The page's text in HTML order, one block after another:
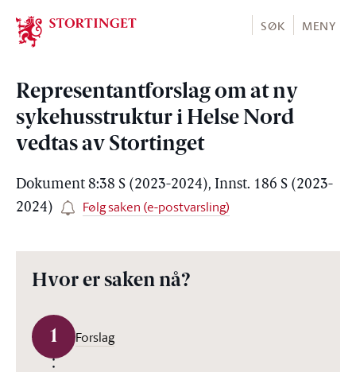
Stortinget.no
SØK MENY
Representantforslag om at ny
sykehusstruktur i Helse Nord
vedtas av Stortinget
Dokument 8:38 S (2023-2024), Innst. 186 S (2023-
2024)
Følg saken (e-postvarsling)
Hvor er saken nå?
1 Forslag